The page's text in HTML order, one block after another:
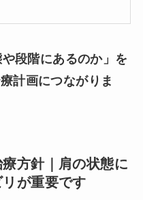
段階にあるのか」を
計画につながりま
方針｜肩の状態に
が重要です